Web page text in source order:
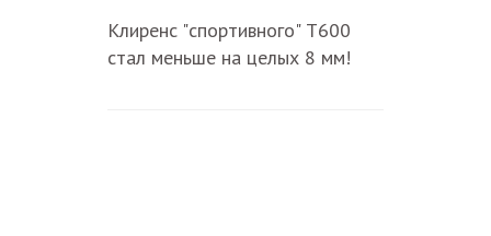
Клиренс "спортивного" T600
стал меньше на целых 8 мм!